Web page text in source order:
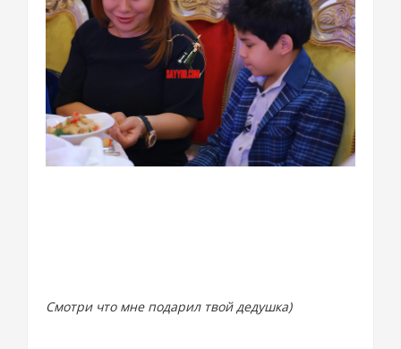
Смотри что мне подарил твой дедушка)